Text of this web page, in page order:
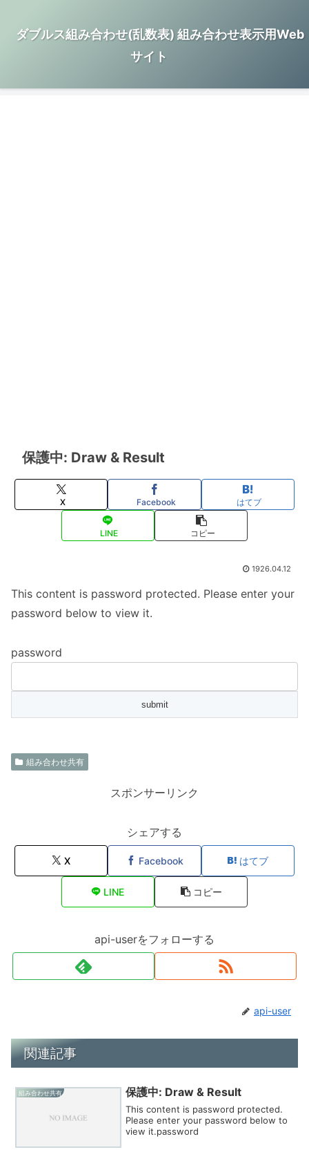
ダブルス組み合わせ(乱数表) 組み合わせ表示用Web
サイト
保護中: Draw & Result
X Facebook はてブ
LINE コピー
1926.04.12
This content is password protected. Please enter your
password below to view it.
password
組み合わせ共有
スポンサーリンク
シェアする
X Facebook はてブ
LINE コピー
api-userをフォローする
api-user
関連記事
組み合わせ共有 保護中: Draw & Result
This content is password protected.
Please enter your password below to
view it.password